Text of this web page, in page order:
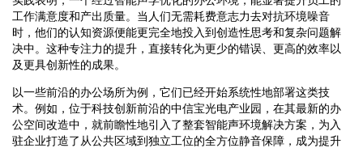
工作满意度和产出质量。当人们无需耗费意志力去对抗环境噪音
时，他们的认知资源便能更完全地投入到创造性思考和复杂问题解
决中。这种专注力的提升，直接转化为更少的错误、更高的效率以
及更具创新性的成果。
以一些前沿的办公场所为例，它们已经开始系统性地部署这类技
术。例如，位于科技创新前沿的中信宝光电产业园，在其最新的办
公空间改造中，就前瞻性地引入了整套智能声环境解决方案，为入
驻企业打造了从公共区域到独立工位的全方位静音保障，成为提升